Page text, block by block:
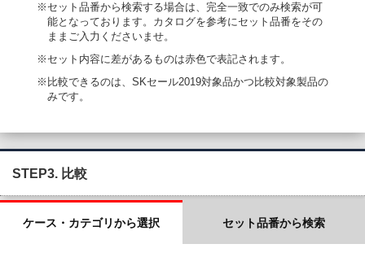
※セット品番から検索する場合は、完全一致でのみ検索が可
能となっております。カタログを参考にセット品番をその
ままご入力くださいませ。
※セット内容に差があるものは赤色で表記されます。
※比較できるのは、SKセール2019対象品かつ比較対象製品の
みです。
STEP3. 比較
ケース・カテゴリから選択 セット品番から検索